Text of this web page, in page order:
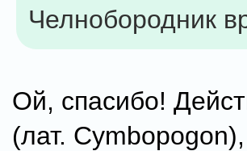
Челнобородник
Ой, спасибо!
(лат.